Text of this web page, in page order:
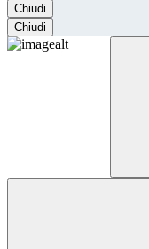
Chiudi
Chiudi